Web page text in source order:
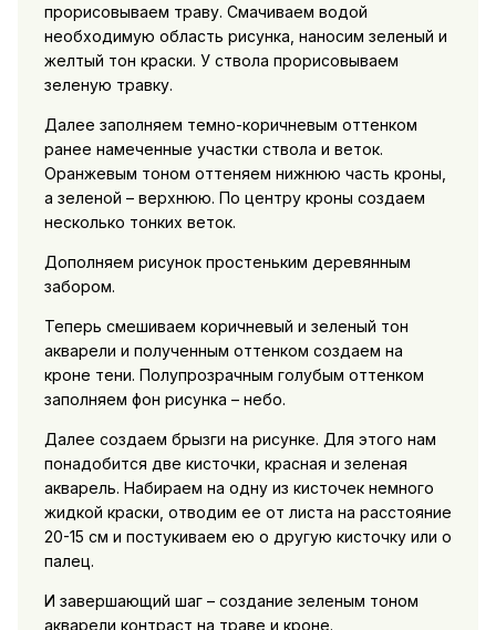
прорисовываем траву. Смачиваем водой
необходимую область рисунка, наносим зеленый и
желтый тон краски. У ствола прорисовываем
зеленую травку.
Далее заполняем темно-коричневым оттенком
ранее намеченные участки ствола и веток.
Оранжевым тоном оттеняем нижнюю часть кроны,
а зеленой – верхнюю. По центру кроны создаем
несколько тонких веток.
Дополняем рисунок простеньким деревянным
забором.
Теперь смешиваем коричневый и зеленый тон
акварели и полученным оттенком создаем на
кроне тени. Полупрозрачным голубым оттенком
заполняем фон рисунка – небо.
Далее создаем брызги на рисунке. Для этого нам
понадобится две кисточки, красная и зеленая
акварель. Набираем на одну из кисточек немного
жидкой краски, отводим ее от листа на расстояние
20-15 см и постукиваем ею о другую кисточку или о
палец.
И завершающий шаг – создание зеленым тоном
акварели контраст на траве и кроне.